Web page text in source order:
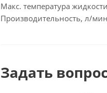
Макс. температура
Производительность, л/
Задать